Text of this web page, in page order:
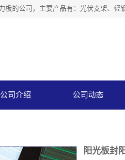
公司介绍 公司动态
阳光板封